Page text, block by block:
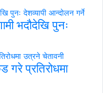
भदौदेखि पुनः
गरे प्रतिरोधमा